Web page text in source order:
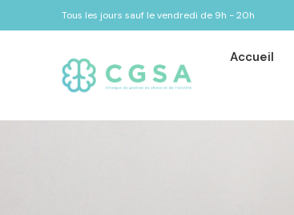
Tous les jours sauf le vendredi de 9h - 20h
Accueil